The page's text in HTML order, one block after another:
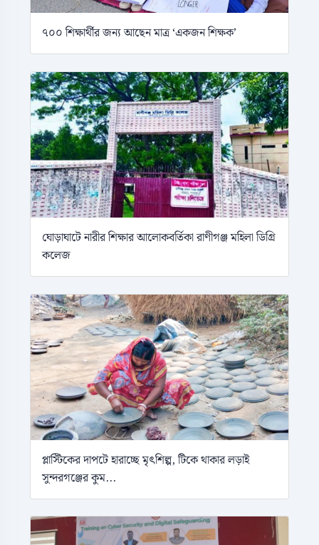
৭০০ শিক্ষার্থীর জন্য আছেন মাত্র ‘একজন শিক্ষক’
ঘোড়াঘাটে নারীর শিক্ষার আলোকবর্তিকা রাণীগঞ্জ মহিলা ডিগ্রি
কলেজ
প্লাস্টিকের দাপটে হারাচ্ছে মৃৎশিল্প, টিকে থাকার লড়াই
সুন্দরগঞ্জের কুম...